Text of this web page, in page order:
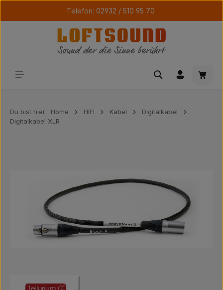
Zum Hauptinhalt springenTelefon: 02932 / 510 95 70
Du bist hier: Home HIFI Kabel
Digitalkabel
Digitalkabel XLR